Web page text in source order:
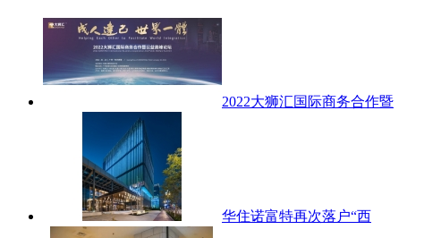
2022大狮汇国际商务合作暨
华住诺富特再次落户“西